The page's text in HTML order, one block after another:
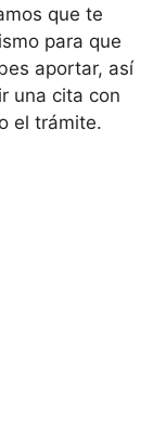
que te
para que
aportar, así
una cita con
el trámite.